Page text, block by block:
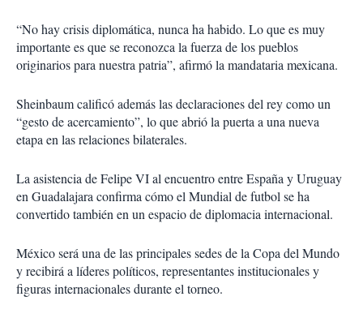
“No hay crisis diplomática, nunca ha habido. Lo que es muy
importante es que se reconozca la fuerza de los pueblos
originarios para nuestra patria”, afirmó la mandataria mexicana.
Sheinbaum calificó además las declaraciones del rey como un
“gesto de acercamiento”, lo que abrió la puerta a una nueva
etapa en las relaciones bilaterales.
La asistencia de Felipe VI al encuentro entre España y Uruguay
en Guadalajara confirma cómo el Mundial de futbol se ha
convertido también en un espacio de diplomacia internacional.
México será una de las principales sedes de la Copa del Mundo
y recibirá a líderes políticos, representantes institucionales y
figuras internacionales durante el torneo.